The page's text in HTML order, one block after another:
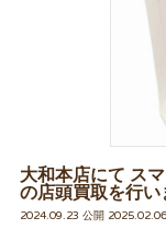
大和本店にて ス
の店頭買取を行い
2024.09.23 公開